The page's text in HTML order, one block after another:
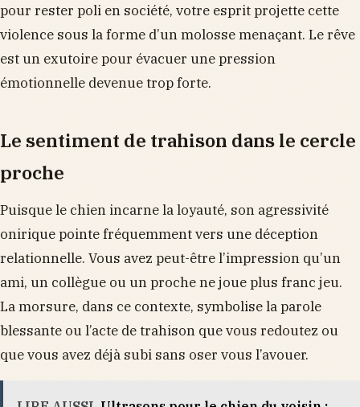
pour rester poli en société, votre esprit projette cette
violence sous la forme d’un molosse menaçant. Le rêve
est un exutoire pour évacuer une pression
émotionnelle devenue trop forte.
Le sentiment de trahison dans le cercle
proche
Puisque le chien incarne la loyauté, son agressivité
onirique pointe fréquemment vers une déception
relationnelle. Vous avez peut-être l’impression qu’un
ami, un collègue ou un proche ne joue plus franc jeu.
La morsure, dans ce contexte, symbolise la parole
blessante ou l’acte de trahison que vous redoutez ou
que vous avez déjà subi sans oser vous l’avouer.